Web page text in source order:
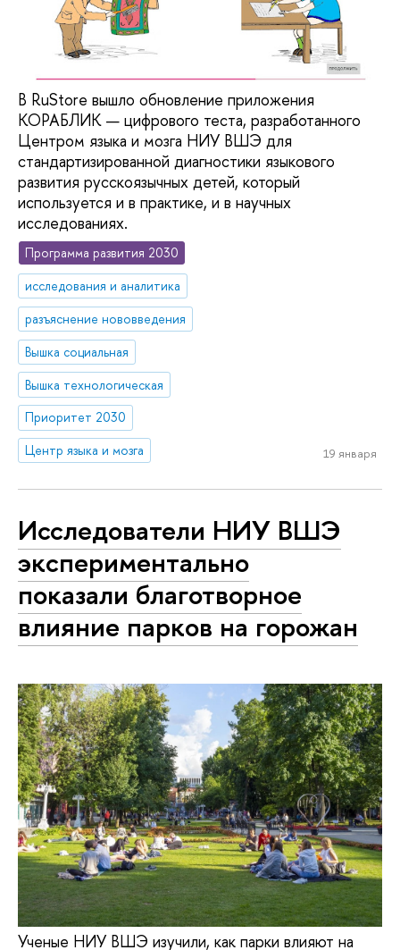
В RuStore вышло обновление приложения
КОРАБЛИК — цифрового теста, разработанного
Центром языка и мозга НИУ ВШЭ для
стандартизированной диагностики языкового
развития русскоязычных детей, который
используется и в практике, и в научных
исследованиях.
Программа развития 2030
исследования и аналитика
разъяснение нововведения
Вышка социальная
Вышка технологическая
Приоритет 2030
Центр языка и мозга
19 января
Исследователи НИУ ВШЭ
экспериментально
показали благотворное
влияние парков на горожан
Ученые НИУ ВШЭ изучили, как парки влияют на